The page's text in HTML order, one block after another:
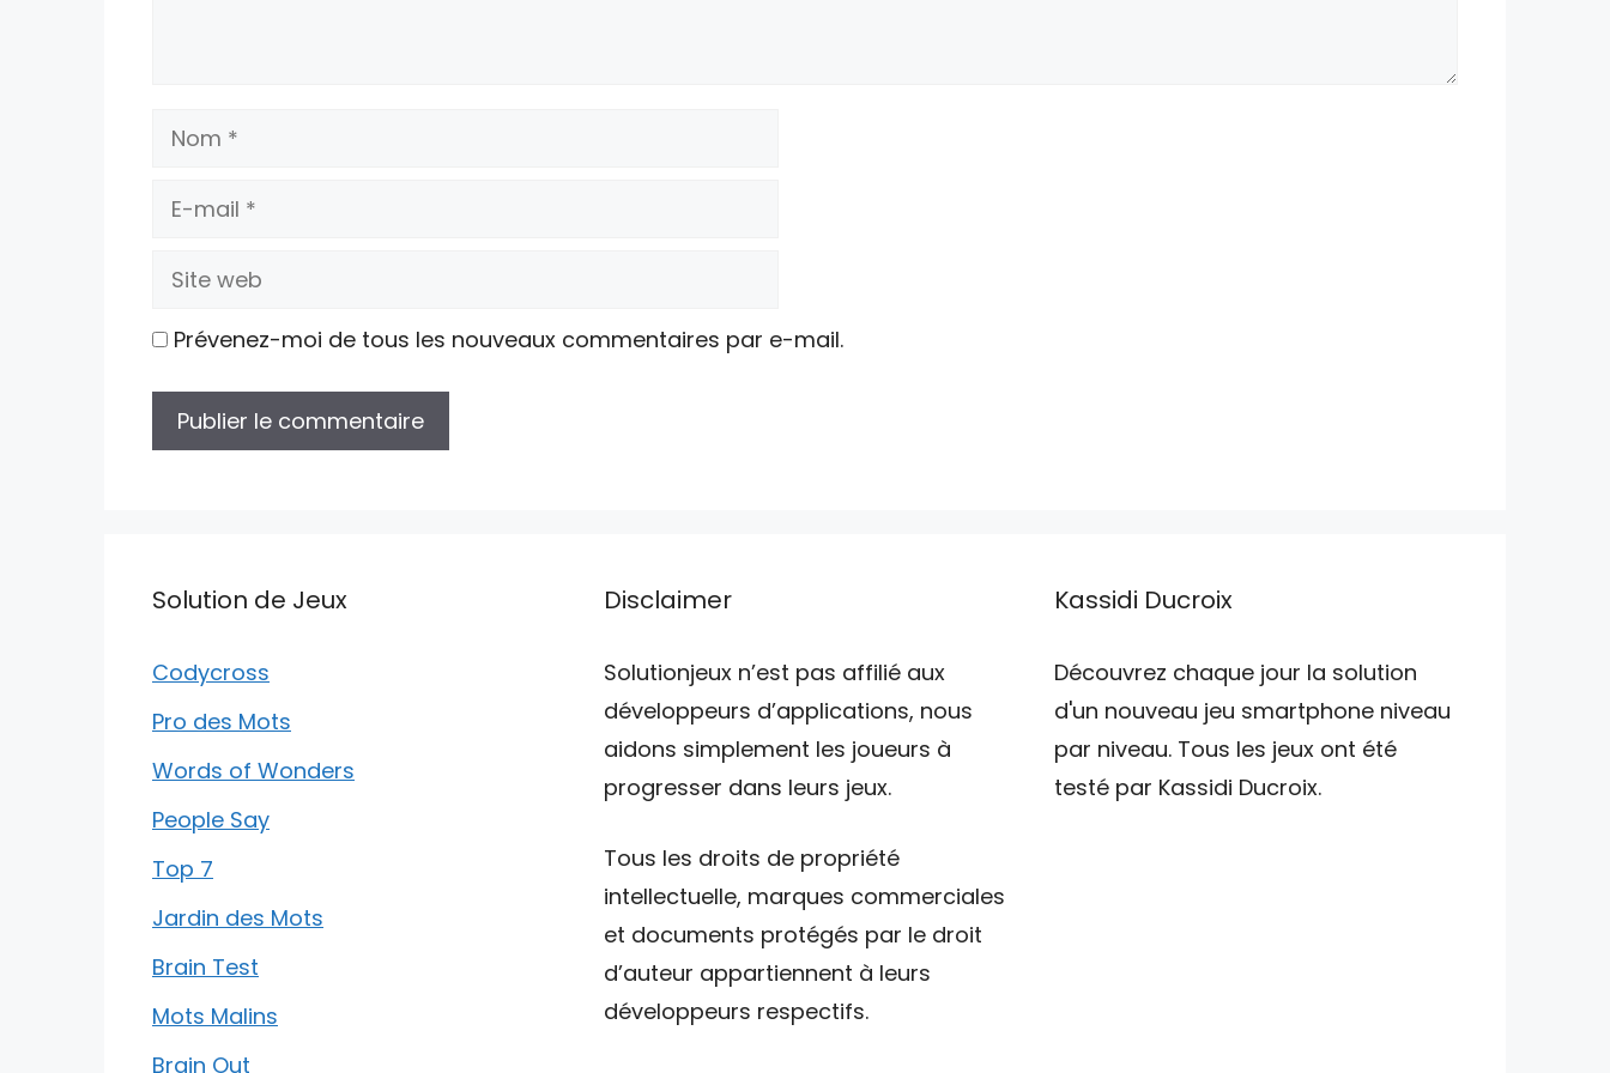
Nom
E-
Site
Prévenez-moi de tous les nouveaux commentaires par e-mail.
Solution de Jeux
Codycross
Pro des Mots
Words of Wonders
People Say
Top 7
Jardin des Mots
Brain Test
Mots Malins
Brain Out
Disclaimer
Solutionjeux n’est pas affilié aux
développeurs d’applications, nous
aidons simplement les joueurs à
progresser dans leurs jeux.
Tous les droits de propriété
intellectuelle, marques commerciales
et documents protégés par le droit
d’auteur appartiennent à leurs
développeurs respectifs.
Kassidi Ducroix
Découvrez chaque jour la solution
d'un nouveau jeu smartphone niveau
par niveau. Tous les jeux ont été
testé par Kassidi Ducroix.